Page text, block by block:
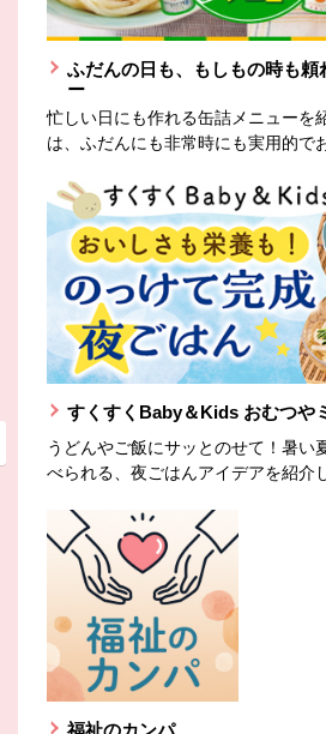
ふだんの日も、もしもの時も頼
ー
忙しい日にも作れる缶詰メニューを
は、ふだんにも非常時にも実用的で
すくすくBaby＆Kids おむつや
うどんやご飯にサッとのせて！暑い
べられる、夜ごはんアイデアを紹介
福祉のカンパ